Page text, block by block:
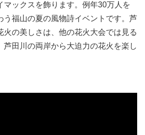
マックスを飾ります。例年30万人を
う福山の夏の風物詩イベントです。芦
火の美しさは、他の花火大会では見る
芦田川の両岸から大迫力の花火を楽し